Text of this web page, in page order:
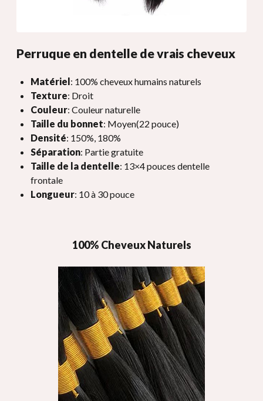
Perruque en dentelle de vrais cheveux
Matériel: 100% cheveux humains naturels
Texture: Droit
Couleur: Couleur naturelle
Taille du bonnet: Moyen(22 pouce)
Densité: 150%, 180%
Séparation: Partie gratuite
Taille de la dentelle: 13×4 pouces dentelle
frontale
Longueur: 10 à 30 pouce
100% Cheveux Naturels